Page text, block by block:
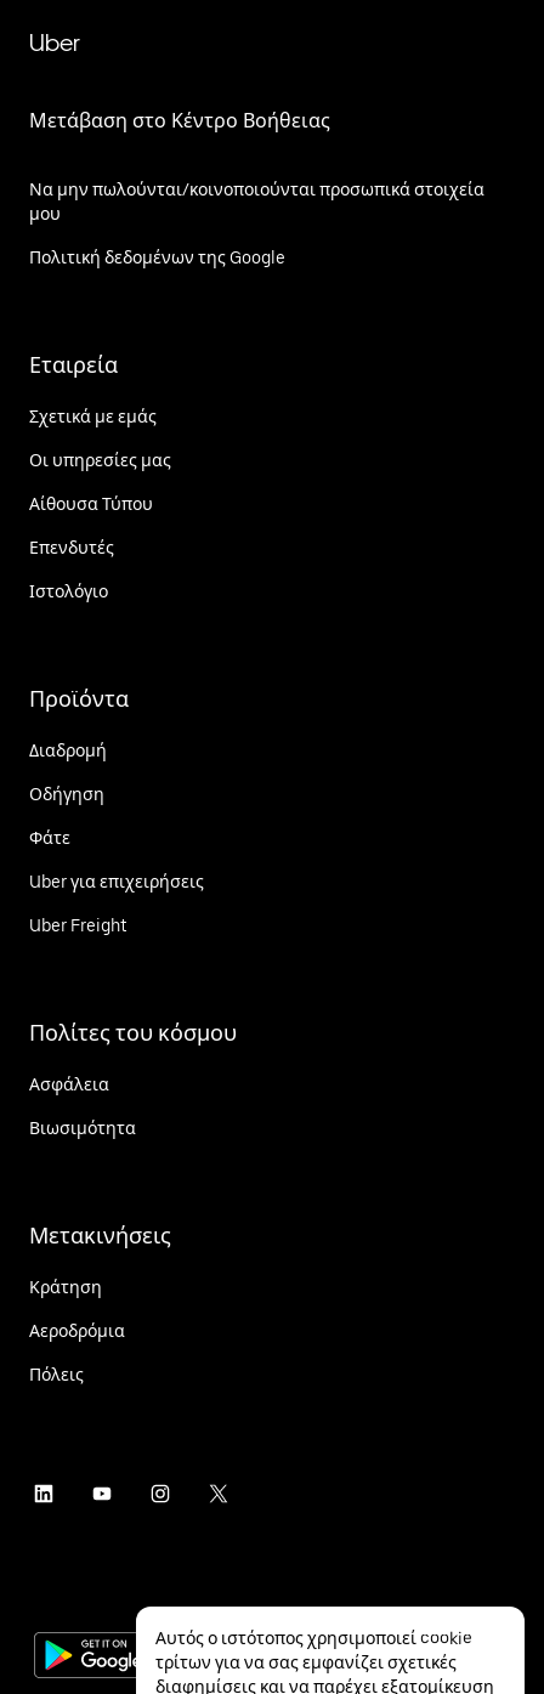
Uber
Μετάβαση στο Κέντρο Βοήθειας
Να μην πωλούνται/κοινοποιούνται προσωπικά στοιχεία
μου
Πολιτική δεδομένων της Google
Εταιρεία
Σχετικά με εμάς
Οι υπηρεσίες μας
Αίθουσα Τύπου
Επενδυτές
Ιστολόγιο
Προϊόντα
Διαδρομή
Οδήγηση
Φάτε
Uber για επιχειρήσεις
Uber Freight
Πολίτες του κόσμου
Ασφάλεια
Βιωσιμότητα
Μετακινήσεις
Κράτηση
Αεροδρόμια
Πόλεις
Αυτός ο ιστότοπος χρησιμοποιεί cookie
τρίτων για να σας εμφανίζει σχετικές
διαφημίσεις και να παρέχει εξατομίκευση